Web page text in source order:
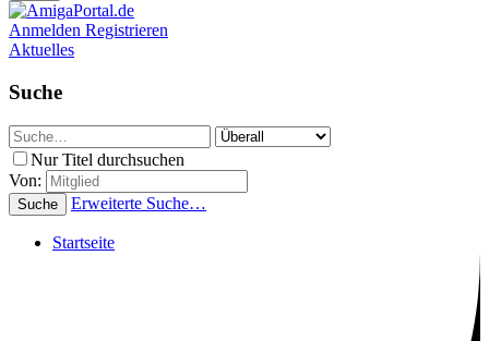
Anmelden Registrieren
Aktuelles
Suche
Nur Titel durchsuchen
Von:
Suche Erweiterte Suche…
Startseite